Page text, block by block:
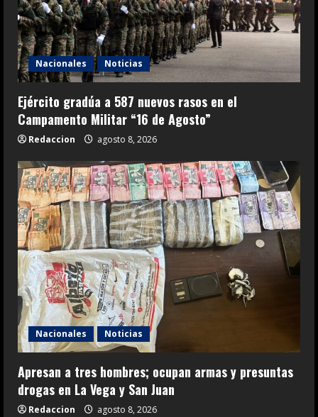
Nacionales Noticias
Ejército gradúa a 587 nuevos rasos en el
Campamento Militar “16 de Agosto”
Redaccion agosto 8, 2026
Nacionales Noticias
Apresan a tres hombres; ocupan armas y presuntas
drogas en La Vega y San Juan
Redaccion agosto 8, 2026